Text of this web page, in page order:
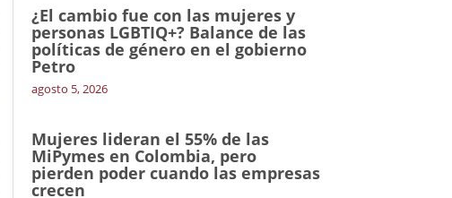
¿El cambio fue con las mujeres y
personas LGBTIQ+? Balance de las
políticas de género en el gobierno
Petro
agosto 5, 2026
Mujeres lideran el 55% de las
MiPymes en Colombia, pero
pierden poder cuando las empresas
crecen